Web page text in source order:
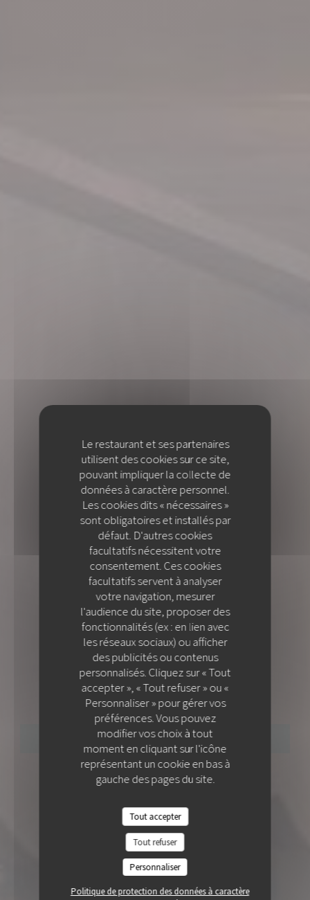
Le restaurant et ses partenaires
utilisent des cookies sur ce site,
pouvant impliquer la collecte de
données à caractère personnel.
Les cookies dits « nécessaires »
sont obligatoires et installés par
défaut. D'autres cookies
facultatifs nécessitent votre
consentement. Ces cookies
facultatifs servent à analyser
votre navigation, mesurer
l'audience du site, proposer des
fonctionnalités (ex : en lien avec
les réseaux sociaux) ou afficher
des publicités ou contenus
personnalisés. Cliquez sur « Tout
accepter », « Tout refuser » ou «
Personnaliser » pour gérer vos
préférences. Vous pouvez
modifier vos choix à tout
moment en cliquant sur l'icône
représentant un cookie en bas à
gauche des pages du site.
Tout accepter
Tout refuser
Personnaliser
Politique de protection des données à caractère
CUISINE ARDENTE• NICE
COLITA
RÉSERVER
COLITA